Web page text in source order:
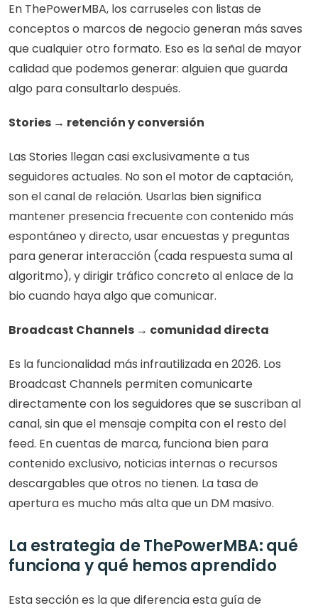
En ThePowerMBA, los carruseles con listas de
conceptos o marcos de negocio generan más saves
que cualquier otro formato. Eso es la señal de mayor
calidad que podemos generar: alguien que guarda
algo para consultarlo después.
Stories → retención y conversión
Las Stories llegan casi exclusivamente a tus
seguidores actuales. No son el motor de captación,
son el canal de relación. Usarlas bien significa
mantener presencia frecuente con contenido más
espontáneo y directo, usar encuestas y preguntas
para generar interacción (cada respuesta suma al
algoritmo), y dirigir tráfico concreto al enlace de la
bio cuando haya algo que comunicar.
Broadcast Channels → comunidad directa
Es la funcionalidad más infrautilizada en 2026. Los
Broadcast Channels permiten comunicarte
directamente con los seguidores que se suscriban al
canal, sin que el mensaje compita con el resto del
feed. En cuentas de marca, funciona bien para
contenido exclusivo, noticias internas o recursos
descargables que otros no tienen. La tasa de
apertura es mucho más alta que un DM masivo.
La estrategia de ThePowerMBA: qué
funciona y qué hemos aprendido
Esta sección es la que diferencia esta guía de